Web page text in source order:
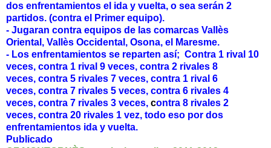
dos enfrentamientos el ida y vuelta, o sea serán 2
partidos. (contra el Primer equipo).
- Jugaran contra equipos de las comarcas Vallès
Oriental, Vallès Occidental, Osona, el Maresme.
- Los enfrentamientos se reparten así; Contra 1 rival 10
veces, contra 1 rival 9 veces, contra 2 rivales 8
veces, contra 5 rivales 7 veces, contra 1 rival 6
veces, contra 7 rivales 5 veces, contra 6 rivales 4
veces, contra 7 rivales 3 veces, contra 8 rivales 2
veces, contra 20 rivales 1 vez, todo eso por dos
enfrentamientos ida y vuelta.
Publicado